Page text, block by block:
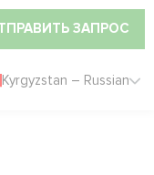
ЗАПРОС
Kyrgyzstan – Russian